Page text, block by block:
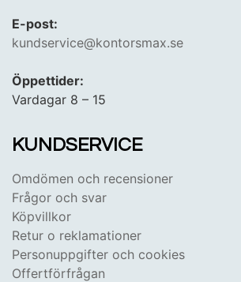
E-post:
kundservice@kontorsmax.se
Öppettider:
Vardagar 8 – 15
KUNDSERVICE
Omdömen och recensioner
Frågor och svar
Köpvillkor
Retur o reklamationer
Personuppgifter och cookies
Offertförfrågan